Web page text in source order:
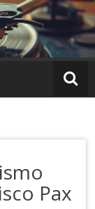
Pax